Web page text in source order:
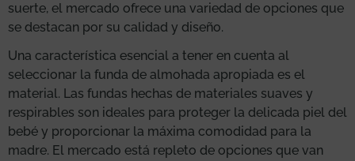
suerte, el mercado ofrece una variedad de opciones que
se destacan por su calidad y diseño.
Una característica esencial a tener en cuenta al
seleccionar la funda de almohada apropiada es el
material. Las fundas hechas de materiales suaves y
respirables son ideales para proteger la delicada piel del
bebé y proporcionar la máxima comodidad para la
madre. El mercado está repleto de opciones que van